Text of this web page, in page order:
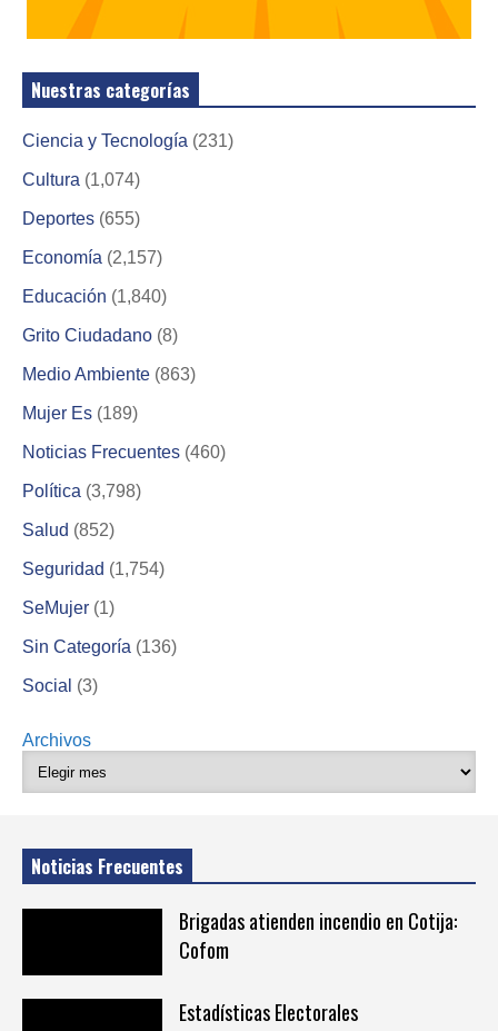
Nuestras categorías
Ciencia y Tecnología (231)
Cultura (1,074)
Deportes (655)
Economía (2,157)
Educación (1,840)
Grito Ciudadano (8)
Medio Ambiente (863)
Mujer Es (189)
Noticias Frecuentes (460)
Política (3,798)
Salud (852)
Seguridad (1,754)
SeMujer (1)
Sin Categoría (136)
Social (3)
Archivos
Noticias Frecuentes
Brigadas atienden incendio en Cotija:
Cofom
Estadísticas Electorales